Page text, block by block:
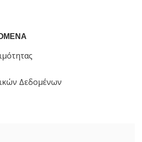
Δεδομένων